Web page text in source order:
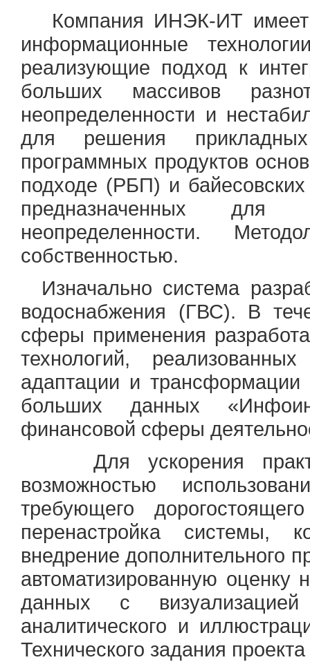
Компания ИНЭК-ИТ имеет
информационные
реализующие подход к
больших массивов
неопределенности и
для решения
программных продуктов
подходе (РБП) и
предназначенных для
неопределенности.
собственностью.
Изначально система
водоснабжения (ГВС). В
сферы применения
технологий,
адаптации и трансформации
больших данных
финансовой сферы
Для ускорения
возможностью
требующего
перенастройка системы,
внедрение дополнительного
автоматизированную оценку
данных с
аналитического и
Технического задания